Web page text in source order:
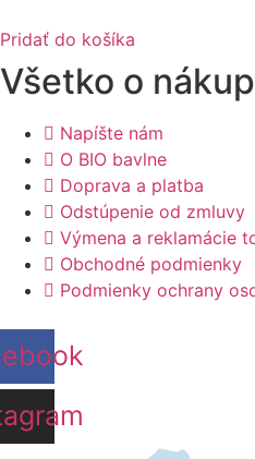
Pridať do košíka
Všetko o
Napíšte nám
O BIO bavlne
Doprava a platba
Odstúpenie od zmluvy
Výmena a reklamácie
Obchodné podmienky
Podmienky ochrany